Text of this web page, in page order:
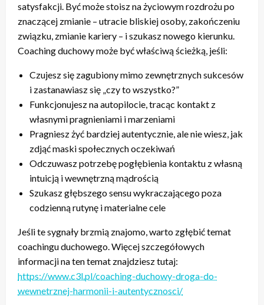
satysfakcji. Być może stoisz na życiowym rozdrożu po
znaczącej zmianie – utracie bliskiej osoby, zakończeniu
związku, zmianie kariery – i szukasz nowego kierunku.
Coaching duchowy może być właściwą ścieżką, jeśli:
Czujesz się zagubiony mimo zewnętrznych sukcesów
i zastanawiasz się „czy to wszystko?”
Funkcjonujesz na autopilocie, tracąc kontakt z
własnymi pragnieniami i marzeniami
Pragniesz żyć bardziej autentycznie, ale nie wiesz, jak
zdjąć maski społecznych oczekiwań
Odczuwasz potrzebę pogłębienia kontaktu z własną
intuicją i wewnętrzną mądrością
Szukasz głębszego sensu wykraczającego poza
codzienną rutynę i materialne cele
Jeśli te sygnały brzmią znajomo, warto zgłębić temat
coachingu duchowego. Więcej szczegółowych
informacji na ten temat znajdziesz tutaj:
https://www.c3l.pl/coaching-duchowy-droga-do-
wewnetrznej-harmonii-i-autentycznosci/